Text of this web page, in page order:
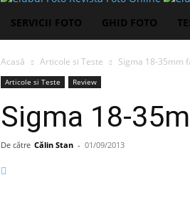
SERVICII FOTO GHID FOTO
Acasă Articole si Teste Sigma 18-35mm
Articole si Teste Review
Sigma 18-
De către Călin Stan - 01/09/2013